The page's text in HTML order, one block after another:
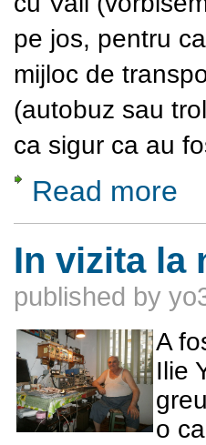
pe jos, pentru
mijloc de
(autobuz sau
ca sigur ca au
Read more
In vizita la
published by
A
Ilie
o